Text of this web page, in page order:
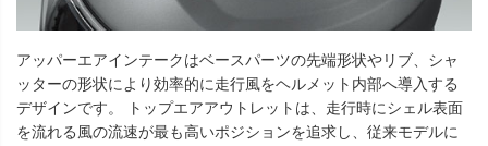
アッパーエアインテークはベースパーツの先端形状やリブ、シャ
ッターの形状により効率的に走行風をヘルメット内部へ導入する
デザインです。 トップエアアウトレットは、走行時にシェル表面
を流れる風の流速が最も高いポジションを追求し、従来モデルに